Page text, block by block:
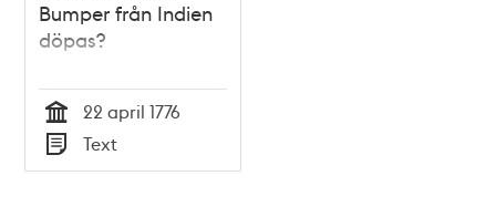
Bumper från Indien
döpas?
Tid
22 april 1776
Typ
Text